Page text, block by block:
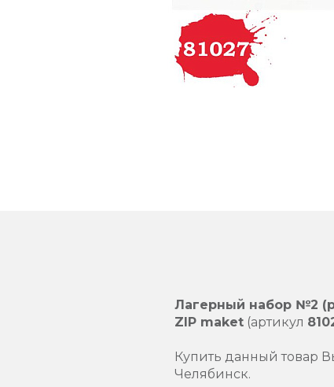
Лагерный набор №2
ZIP maket (артикул
Купить данный товар
Челябинск.